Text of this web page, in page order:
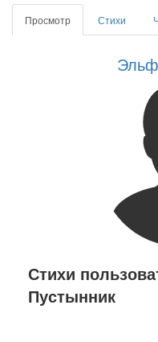
Главные
вкладки
Просмотр (активная
вкладка)
Стихи
Стихи
Пустынник